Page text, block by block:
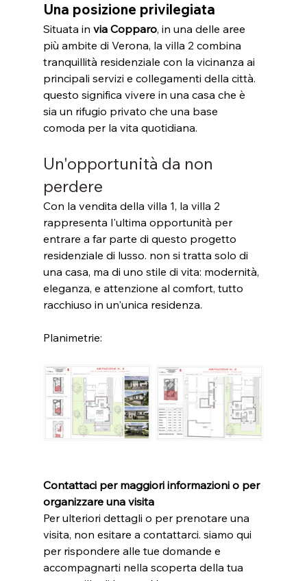
Una posizione privilegiata
Situata in via Copparo, in una delle aree
più ambite di Verona, la villa 2 combina
tranquillità residenziale con la vicinanza ai
principali servizi e collegamenti della città.
questo significa vivere in una casa che è
sia un rifugio privato che una base
comoda per la vita quotidiana.
Un'opportunità da non
perdere
Con la vendita della villa 1, la villa 2
rappresenta l'ultima opportunità per
entrare a far parte di questo progetto
residenziale di lusso. non si tratta solo di
una casa, ma di uno stile di vita: modernità,
eleganza, e attenzione al comfort, tutto
racchiuso in un'unica residenza.
Planimetrie:
Contattaci per maggiori informazioni o per
organizzare una visita
Per ulteriori dettagli o per prenotare una
visita, non esitare a contattarci. siamo qui
per rispondere alle tue domande e
accompagnarti nella scoperta della tua